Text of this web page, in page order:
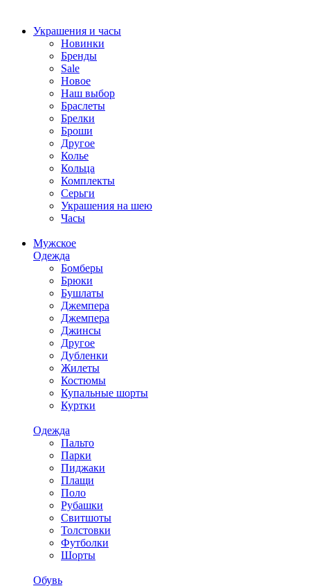
Украшения и часы
Новинки
Бренды
Sale
Новое
Наш выбор
Браслеты
Брелки
Броши
Другое
Колье
Кольца
Комплекты
Серьги
Украшения на шею
Часы
Мужское
Одежда
Бомберы
Брюки
Бушлаты
Джемпера
Джемпера
Джинсы
Другое
Дубленки
Жилеты
Костюмы
Купальные шорты
Куртки
Одежда
Пальто
Парки
Пиджаки
Плащи
Поло
Рубашки
Свитшоты
Толстовки
Футболки
Шорты
Обувь